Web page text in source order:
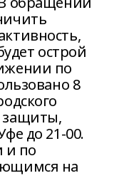
острой
по
8
защиты,
до 21-00.
и по
на